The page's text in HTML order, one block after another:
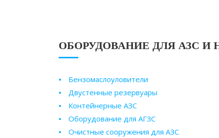
ОБОРУДОВАНИЕ ДЛЯ АЗС И
Бензомаслоуловители
Двустенные резервуары
Контейнерные АЗС
Оборудование для АГЗС
Очистные сооружения для АЗС